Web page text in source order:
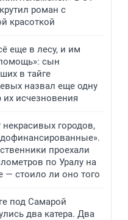
роман с
красоткой
еще в лесу, и им
сын
в тайге
назвал еще одну
их исчезновения
некрасивых городов,
проехали
по Уралу на
— стоило ли оно того
под Самарой
два катера. Два